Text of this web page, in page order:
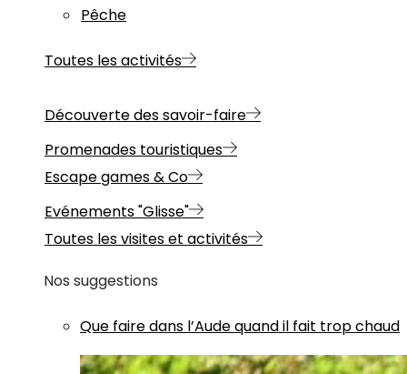
Pêche
Toutes les activités
Découverte des savoir-faire
Promenades touristiques
Escape games & Co
Evénements "Glisse"
Toutes les visites et activités
Nos suggestions
Que faire dans l’Aude quand il fait trop chaud